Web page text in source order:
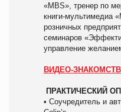
«MBS», тренер по
книги-мультимедиа
розничных
семинаров
управление
ВИДЕО-
ПРАКТИЧЕСКИЙ
• Соучредитель и